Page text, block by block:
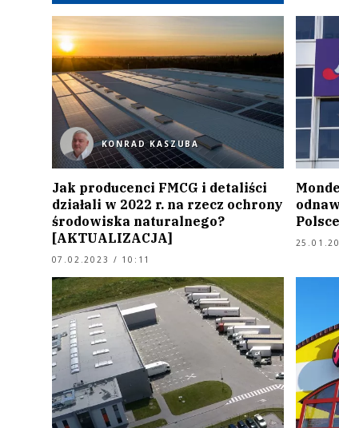
KONRAD KASZUBA
Jak producenci FMCG i detaliści
działali w 2022 r. na rzecz ochrony
środowiska naturalnego?
[AKTUALIZACJA]
07.02.2023 / 10:11
Polsce